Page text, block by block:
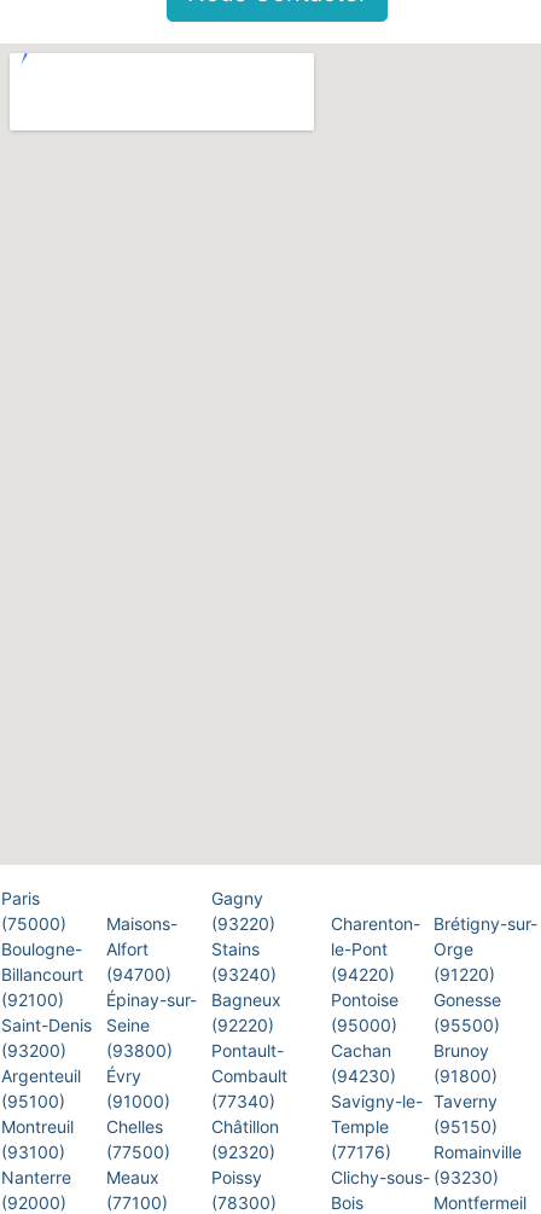
Paris
(75000)
Boulogne-
Billancourt
(92100)
Saint-Denis
(93200)
Argenteuil
(95100)
Montreuil
(93100)
Nanterre
(92000)
Maisons-
Alfort
(94700)
Épinay-sur-
Seine
(93800)
Évry
(91000)
Chelles
(77500)
Meaux
(77100)
Gagny
(93220)
Stains
(93240)
Bagneux
(92220)
Pontault-
Combault
(77340)
Châtillon
(92320)
Poissy
(78300)
Charenton-
le-Pont
(94220)
Pontoise
(95000)
Cachan
(94230)
Savigny-le-
Temple
(77176)
Clichy-sous-
Bois
Brétigny-sur-
Orge
(91220)
Gonesse
(95500)
Brunoy
(91800)
Taverny
(95150)
Romainville
(93230)
Montfermeil